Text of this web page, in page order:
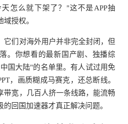
怎么就下架了？"这不是APP抽
授权。
它们对海外用户并非完全封闭，但
。你想看的最新国产剧、独播综
国大陆"的名单里。有人试过用免
，画质糊成马赛克，还总断线。
带宽，几百人挤一条线路，能流畅
回国加速器才真正解决问题。